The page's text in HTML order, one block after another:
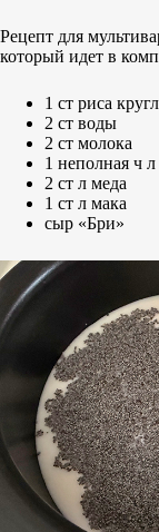
Рецепт для
который идет в
1 ст риса
2 ст воды
2 ст молока
1 неполная ч л
2 ст л меда
1 ст л мака
сыр «Бри»